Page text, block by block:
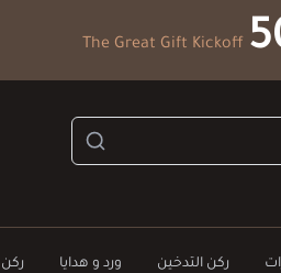
The Great Gift Kickoff
ركن التدخين ورد و هدايا